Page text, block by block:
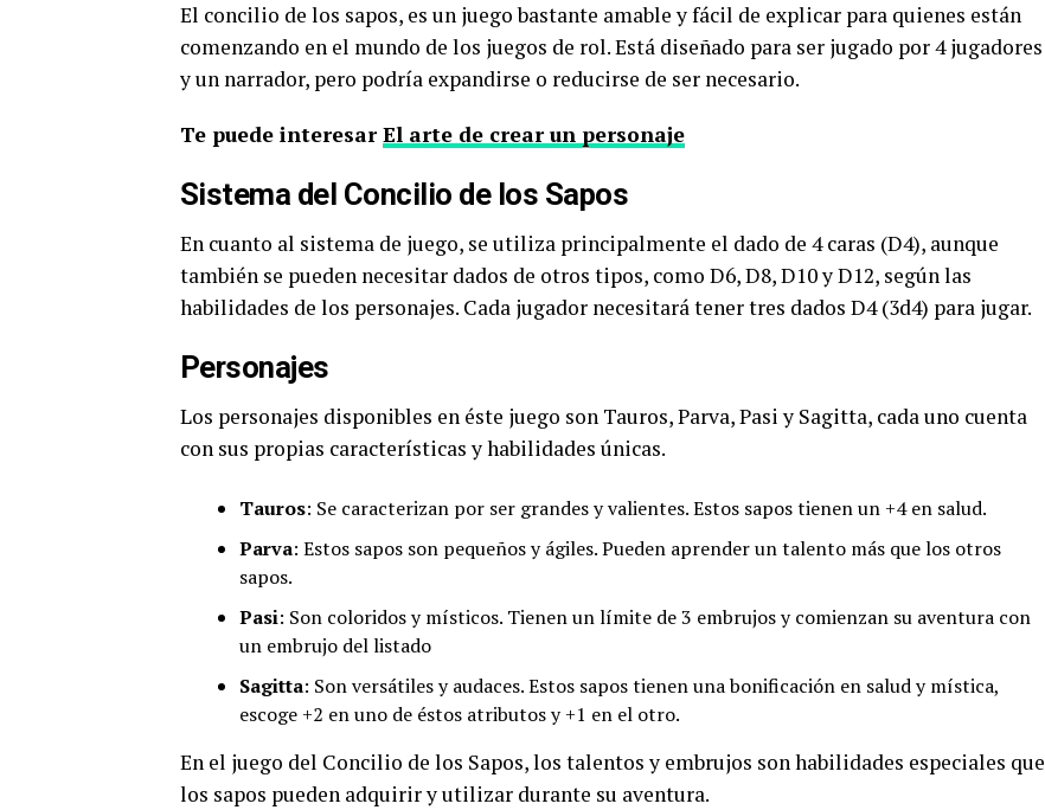
El concilio de los sapos, es un juego bastante amable y fácil de explicar para quienes están
comenzando en el mundo de los juegos de rol. Está diseñado para ser jugado por 4 jugadores
y un narrador, pero podría expandirse o reducirse de ser necesario.
Te puede interesarEl arte de crear un personaje
Sistema del Concilio de los Sapos
En cuanto al sistema de juego, se utiliza principalmente el dado de 4 caras (D4), aunque
también se pueden necesitar dados de otros tipos, como D6, D8, D10 y D12, según las
habilidades de los personajes. Cada jugador necesitará tener tres dados D4 (3d4) para jugar.
Personajes
Los personajes disponibles en éste juego son Tauros, Parva, Pasi y Sagitta, cada uno cuenta
con sus propias características y habilidades únicas.
Tauros: Se caracterizan por ser grandes y valientes. Estos sapos tienen un +4 en salud.
Parva: Estos sapos son pequeños y ágiles. Pueden aprender un talento más que los otros
sapos.
Pasi: Son coloridos y místicos. Tienen un límite de 3 embrujos y comienzan su aventura con
un embrujo del listado
Sagitta: Son versátiles y audaces. Estos sapos tienen una bonificación en salud y mística,
escoge +2 en uno de éstos atributos y +1 en el otro.
En el juego del Concilio de los Sapos, los talentos y embrujos son habilidades especiales que
los sapos pueden adquirir y utilizar durante su aventura.